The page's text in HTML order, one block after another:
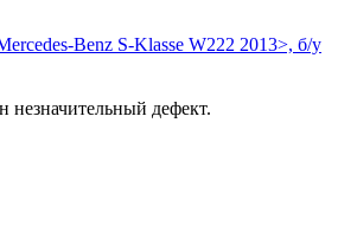
Benz S-Klasse W222 2013>, б/у
дефект.